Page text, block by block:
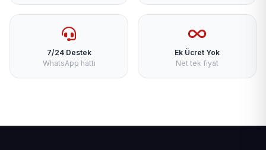
7/24 Destek
WhatsApp hattı
Ek Ücret Yok
Net tek fiyat